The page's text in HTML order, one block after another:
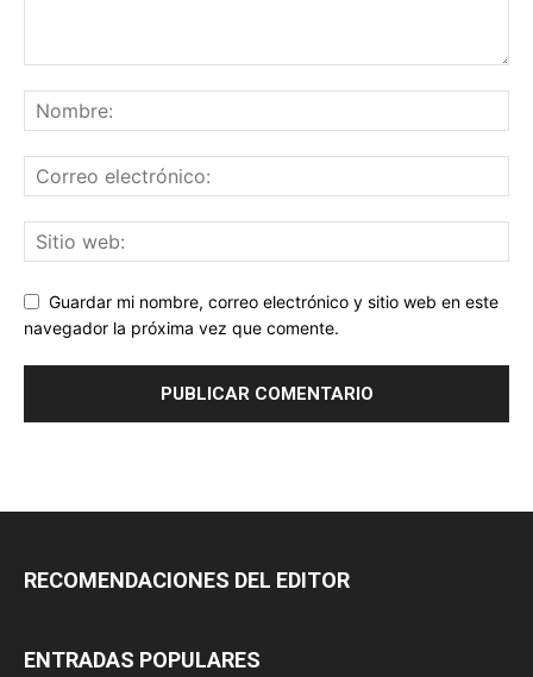
Guardar mi nombre, correo electrónico y sitio web en este
navegador la próxima vez que comente.
RECOMENDACIONES DEL EDITOR
ENTRADAS POPULARES